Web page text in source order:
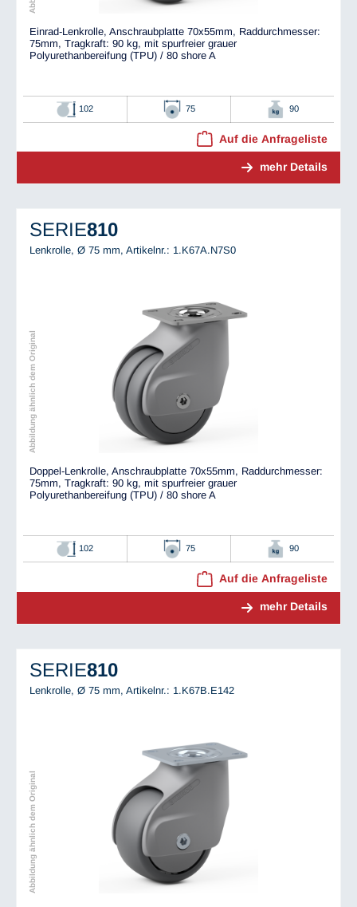
Einrad-Lenkrolle, Anschraubplatte 70x55mm, Raddurchmesser:
75mm, Tragkraft: 90 kg, mit spurfreier grauer
Polyurethanbereifung (TPU) / 80 shore A
102 75 90
Auf die Anfrageliste
mehr Details
SERIE810
Lenkrolle, Ø 75 mm, Artikelnr.: 1.K67A.N7S0
Abbildung ähnlich dem Original
Doppel-Lenkrolle, Anschraubplatte 70x55mm, Raddurchmesser:
75mm, Tragkraft: 90 kg, mit spurfreier grauer
Polyurethanbereifung (TPU) / 80 shore A
102 75 90
Auf die Anfrageliste
mehr Details
SERIE810
Lenkrolle, Ø 75 mm, Artikelnr.: 1.K67B.E142
Abbildung ähnlich dem Original